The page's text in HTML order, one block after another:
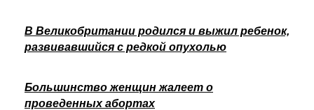
В Великобритании родился и выжил ребенок,
развивавшийся с редкой опухолью
Большинство женщин жалеет о
проведенных абортах